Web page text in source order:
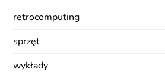
retrocomputing
sprzęt
wykłady